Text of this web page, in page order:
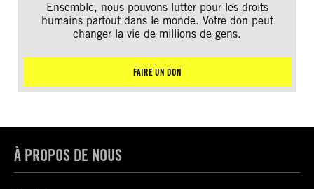
Ensemble, nous pouvons lutter pour les droits
humains partout dans le monde. Votre don peut
changer la vie de millions de gens.
FAIRE UN DON
À PROPOS DE NOUS